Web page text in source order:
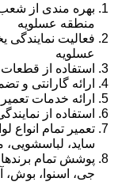
بهره مندی از
منطقه عسلویه
فعالیت
عسلویه
استفاده از
ارائه گارانتی و
ارائه خدمات
استفاده از
تعمیر تمام انواع
ساید،
پوشش تمام
جی، اسنوا، بوش،